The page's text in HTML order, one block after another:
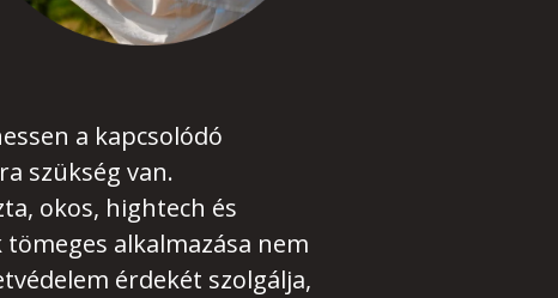
a kapcsolódó
szükség van.
okos, hightech és
alkalmazása nem
érdekét szolgálja,